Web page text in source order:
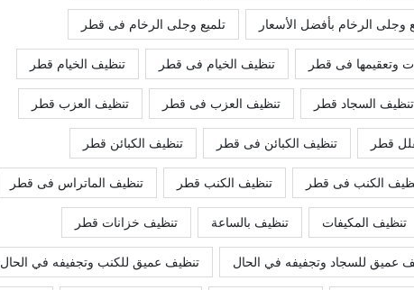
وجلى الرخام بأفضل الأسعار تلميع وجلى الرخام فى قطر
وتعقيمها فى قطر تنظيف الخيام فى قطر تنظيف الخيام قطر
تنظيف السجاد قطر تنظيف العزب فى قطر تنظيف العزب قطر
قطر تنظيف الكبائن فى قطر تنظيف الكبائن قطر
الكنب فى قطر تنظيف الكنب قطر تنظيف الماتراس فى قطر
تنظيف المكيفات تنظيف بالساعة تنظيف خزانات قطر
عميق للسجاد وتجفيفه في الحال تنظيف عميق للكنب وتجفيفه في الحال